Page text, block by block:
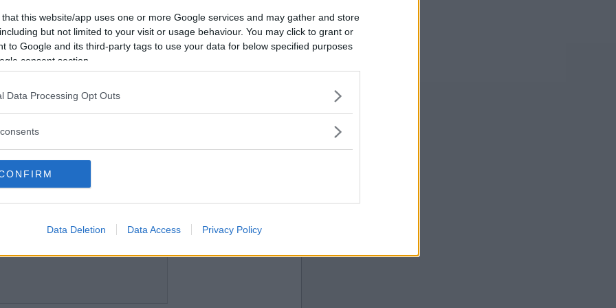
this website/app uses one or more Google services and may gather and store
but not limited to your visit or usage behaviour. You may click to grant or
to Google and its third-party tags to use your data for below specified purposes
consent section.
Data Processing Opt Outs
Data Deletion Data Access Privacy Policy
Vill du bli
medlem?